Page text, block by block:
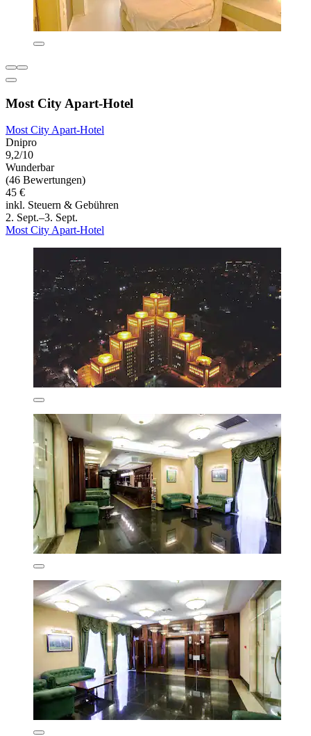
Most City Apart-Hotel
Most City Apart-Hotel
Dnipro
9,2/10
Wunderbar
(46 Bewertungen)
45 €
inkl. Steuern & Gebühren
2. Sept.–3. Sept.
Most City Apart-Hotel